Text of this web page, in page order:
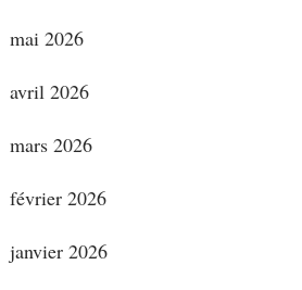
mai 2026
avril 2026
mars 2026
février 2026
janvier 2026